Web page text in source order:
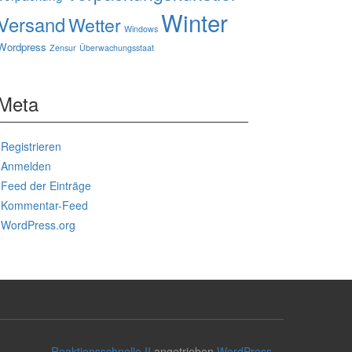
Wetter Windows Winter
Zensur Überwachungsstaat
Registrieren
Anmelden
Feed der Einträge
Kommentar-Feed
WordPress.org